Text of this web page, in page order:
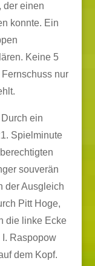
der einen
konnte. Ein
Keine 5
nur
ein
Spielminute
souverän
der Ausgleich
Pitt Hoge,
die linke Ecke
Raspopow
dem Kopf.